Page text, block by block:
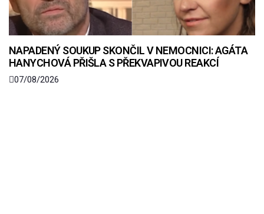
NAPADENÝ SOUKUP SKONČIL V NEMOCNICI: AGÁTA
HANYCHOVÁ PŘIŠLA S PŘEKVAPIVOU REAKCÍ
07/08/2026